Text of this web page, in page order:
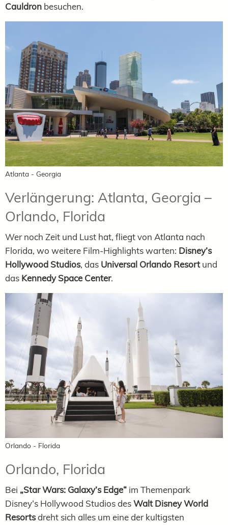
Cauldron besuchen.
Atlanta - Georgia
Verlängerung: Atlanta, Georgia –
Orlando, Florida
Wer noch Zeit und Lust hat, fliegt von Atlanta nach
Florida, wo weitere Film-Highlights warten: Disney’s
Hollywood Studios, das Universal Orlando Resortund
das Kennedy Space Center.
Orlando - Florida
Orlando, Florida
Bei „Star Wars: Galaxy’s Edge“ im Themenpark
Disney’s Hollywood Studios desWalt Disney World
Resortsdreht sich alles um eine der kultigsten